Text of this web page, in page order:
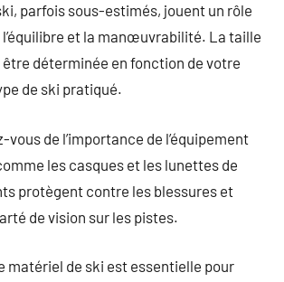
parfois sous-estimés, jouent un rôle
et la manœuvrabilité. La taille
déterminée en fonction de votre
de ski pratiqué.
vous de l’importance de l’équipement
les casques et les lunettes de
protègent contre les blessures et
de vision sur les pistes.
matériel de ski est essentielle pour